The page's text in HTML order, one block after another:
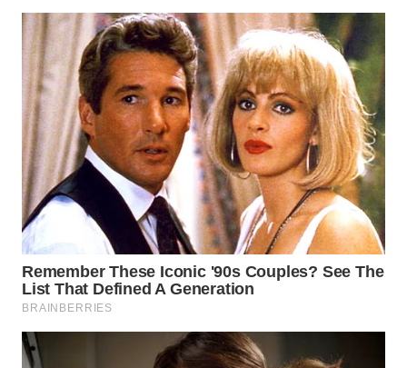
WAHANA
TV
WAHANANEWS
ID
WAHANANEWS
CO ID
WAHANANEWS
WAHANA